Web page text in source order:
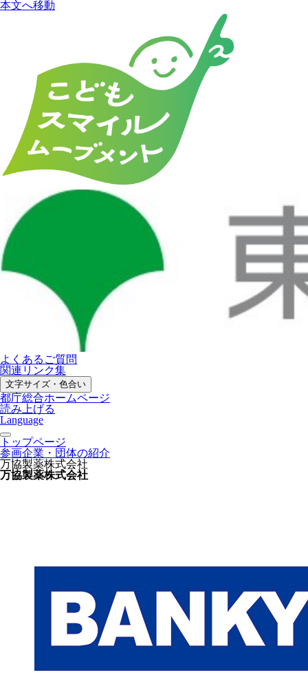
本文へ移動
よくあるご質問
関連リンク集
文字サイズ・色合い
都庁総合ホームページ
読み上げる
Language
トップページ
参画企業・団体の紹介
万協製薬株式会社
万協製薬株式会社